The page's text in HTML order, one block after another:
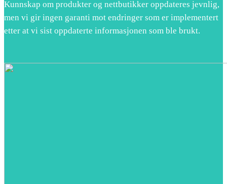
Kunnskap om produkter og nettbutikker oppdateres jevnlig,
men vi gir ingen garanti mot endringer som er implementert
etter at vi sist oppdaterte informasjonen som ble brukt.